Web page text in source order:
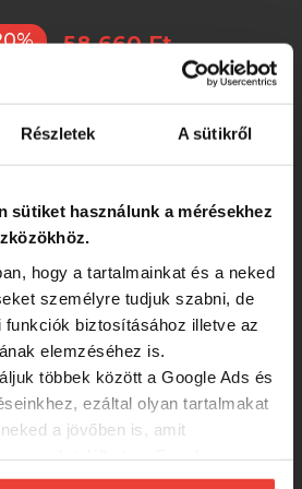
Részletek A sütikről
sütiket használunk a mérésekhez
hogy a tartalmainkat és a neked
személyre tudjuk szabni, de
biztosításához illetve az
elemzéséhez is.
többek között a Google Ads és
ezáltal olyan tartalmakat
a jövőben is, amit
hogy engedd meg
58 660 Ft
Delphin CruisAIR WINTER 5T
Ft
418 Ft
Ixtera SubZERO Izotermikus
(M)